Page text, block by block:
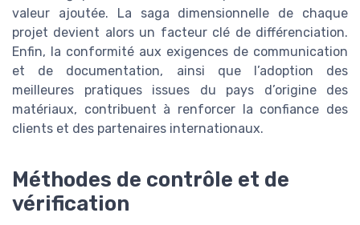
valeur ajoutée. La saga dimensionnelle de chaque
projet devient alors un facteur clé de différenciation.
Enfin, la conformité aux exigences de communication
et de documentation, ainsi que l’adoption des
meilleures pratiques issues du pays d’origine des
matériaux, contribuent à renforcer la confiance des
clients et des partenaires internationaux.
Méthodes de contrôle et de
vérification